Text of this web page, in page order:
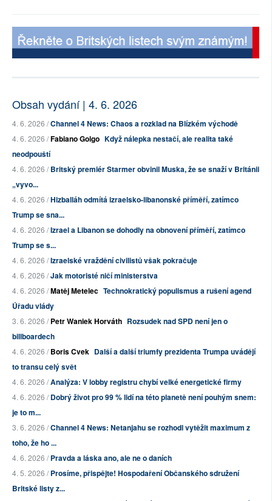
Obsah vydání | 4. 6. 2026
4. 6. 2026 /Channel 4 News: Chaos a rozklad na Blízkém východě
4. 6. 2026 /Fabiano Golgo Když nálepka nestačí, ale realita také
neodpouští
4. 6. 2026 /Britský premiér Starmer obvinil Muska, že se snaží v Británii
„vyvo...
4. 6. 2026 /Hizballáh odmítá izraelsko-libanonské příměří, zatímco
Trump se sna...
4. 6. 2026 /Izrael a Libanon se dohodly na obnovení příměří, zatímco
Trump se s...
4. 6. 2026 /Izraelské vraždění civilistů však pokračuje
4. 6. 2026 /Jak motoristé ničí ministerstva
4. 6. 2026 /Matěj Metelec Technokratický populismus a rušení agend
Úřadu vlády
3. 6. 2026 /Petr Waniek Horváth Rozsudek nad SPD není jen o
billboardech
4. 6. 2026 /Boris Cvek Další a další triumfy prezidenta Trumpa uvádějí
to transu celý svět
4. 6. 2026 /Analýza: V lobby registru chybí velké energetické firmy
4. 6. 2026 /Dobrý život pro 99 % lidí na této planetě není pouhým snem:
je to m...
3. 6. 2026 /Channel 4 News: Netanjahu se rozhodl vytěžit maximum z
toho, že ho ...
4. 6. 2026 /Pravda a láska ano, ale ne o daních
4. 5. 2026 /Prosíme, přispějte! Hospodaření Občanského sdružení
Britské listy z...